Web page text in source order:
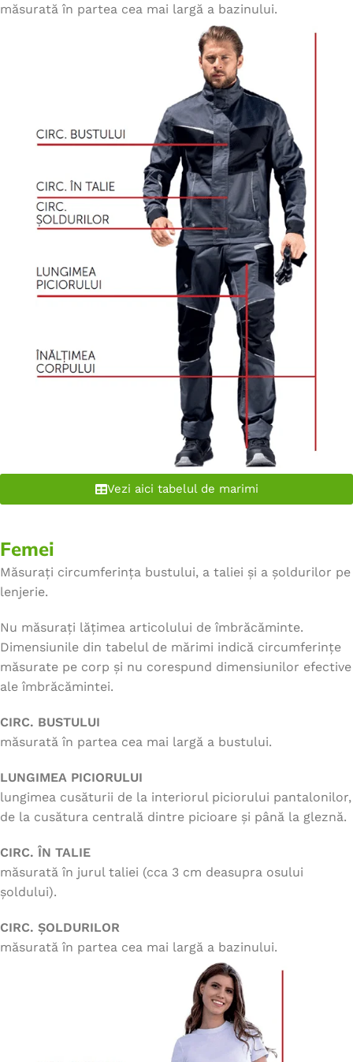
măsurată în partea cea mai largă a bazinului.
Vezi aici tabelul de marimi
Femei
Măsurați circumferința bustului, a taliei și a șoldurilor pe
lenjerie.
Nu măsurați lățimea articolului de îmbrăcăminte.
Dimensiunile din tabelul de mărimi indică circumferințe
măsurate pe corp și nu corespund dimensiunilor efective
ale îmbrăcămintei.
CIRC. BUSTULUI
măsurată în partea cea mai largă a bustului.
LUNGIMEA PICIORULUI
lungimea cusăturii de la interiorul piciorului pantalonilor,
de la cusătura centrală dintre picioare și până la gleznă.
CIRC. ÎN TALIE
măsurată în jurul taliei (cca 3 cm deasupra osului
șoldului).
CIRC. ȘOLDURILOR
măsurată în partea cea mai largă a bazinului.